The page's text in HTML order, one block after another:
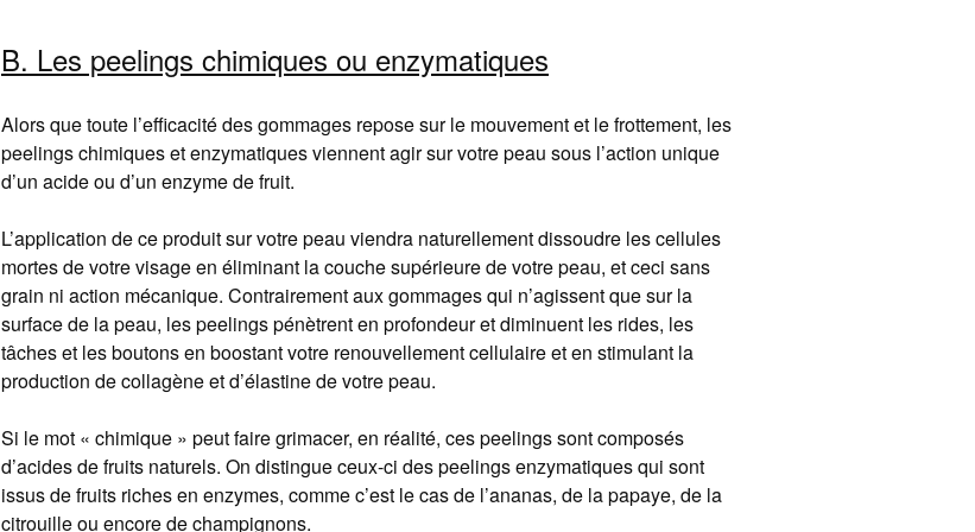
B. Les peelings chimiques ou enzymatiques
Alors que toute l’efficacité des gommages repose sur le mouvement et le frottement, les
peelings chimiques et enzymatiques viennent agir sur votre peau sous l’action unique
d’un acide ou d’un enzyme de fruit.
L’application de ce produit sur votre peau viendra naturellement dissoudre les cellules
mortes de votre visage en éliminant la couche supérieure de votre peau, et ceci sans
grain ni action mécanique. Contrairement aux gommages qui n’agissent que sur la
surface de la peau, les peelings pénètrent en profondeur et diminuent les rides, les
tâches et les boutons en boostant votre renouvellement cellulaire et en stimulant la
production de collagène et d’élastine de votre peau.
Si le mot « chimique » peut faire grimacer, en réalité, ces peelings sont composés
d’acides de fruits naturels. On distingue ceux-ci des peelings enzymatiques qui sont
issus de fruits riches en enzymes, comme c’est le cas de l’ananas, de la papaye, de la
citrouille ou encore de champignons.